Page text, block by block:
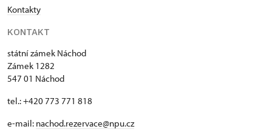
Kontakty
KONTAKT
státní zámek Náchod
Zámek 1282
547 01 Náchod
tel.: +420 773 771 818
e-mail: nachod.rezervace@npu.cz